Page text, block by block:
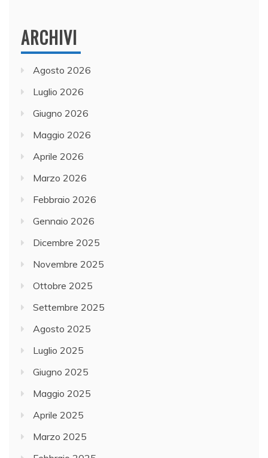
ARCHIVI
Agosto 2026
Luglio 2026
Giugno 2026
Maggio 2026
Aprile 2026
Marzo 2026
Febbraio 2026
Gennaio 2026
Dicembre 2025
Novembre 2025
Ottobre 2025
Settembre 2025
Agosto 2025
Luglio 2025
Giugno 2025
Maggio 2025
Aprile 2025
Marzo 2025